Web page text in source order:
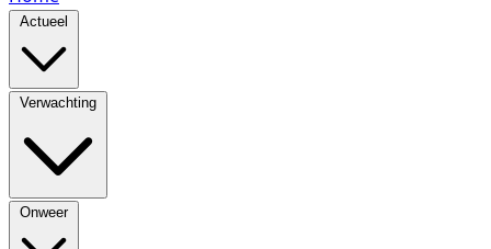
Actueel
Verwachting
Onweer